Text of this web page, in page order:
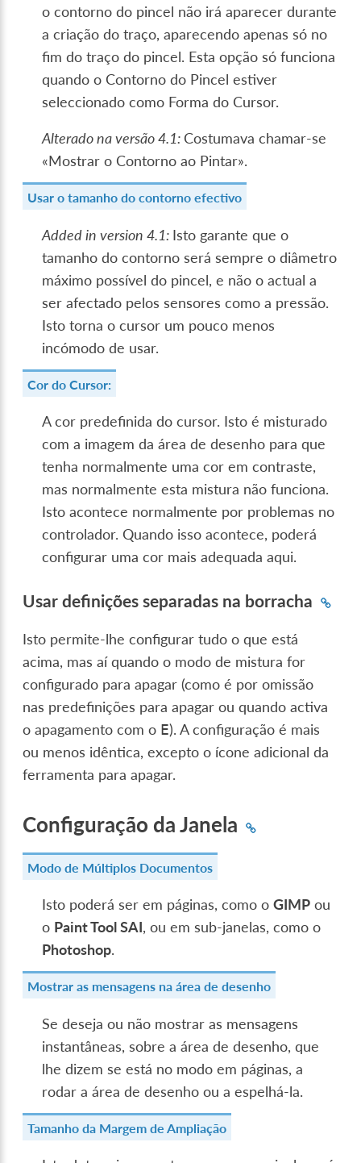
o contorno do pincel não irá aparecer durante
a criação do traço, aparecendo apenas só no
fim do traço do pincel. Esta opção só funciona
quando o Contorno do Pincel estiver
seleccionado como Forma do Cursor.
Alterado na versão 4.1: Costumava chamar-se
«Mostrar o Contorno ao Pintar».
Usar o tamanho do contorno efectivo
Added in version 4.1: Isto garante que o
tamanho do contorno será sempre o diâmetro
máximo possível do pincel, e não o actual a
ser afectado pelos sensores como a pressão.
Isto torna o cursor um pouco menos
incómodo de usar.
Cor do Cursor:
A cor predefinida do cursor. Isto é misturado
com a imagem da área de desenho para que
tenha normalmente uma cor em contraste,
mas normalmente esta mistura não funciona.
Isto acontece normalmente por problemas no
controlador. Quando isso acontece, poderá
configurar uma cor mais adequada aqui.
Usar definições separadas na borracha
Isto permite-lhe configurar tudo o que está
acima, mas aí quando o modo de mistura for
configurado para apagar (como é por omissão
nas predefinições para apagar ou quando activa
o apagamento com o E). A configuração é mais
ou menos idêntica, excepto o ícone adicional da
ferramenta para apagar.
Configuração da Janela
Modo de Múltiplos Documentos
Isto poderá ser em páginas, como oGIMP ou
o Paint Tool SAI, ou em sub-janelas, como o
Photoshop.
Mostrar as mensagens na área de desenho
Se deseja ou não mostrar as mensagens
instantâneas, sobre a área de desenho, que
lhe dizem se está no modo em páginas, a
rodar a área de desenho ou a espelhá-la.
Tamanho da Margem de Ampliação